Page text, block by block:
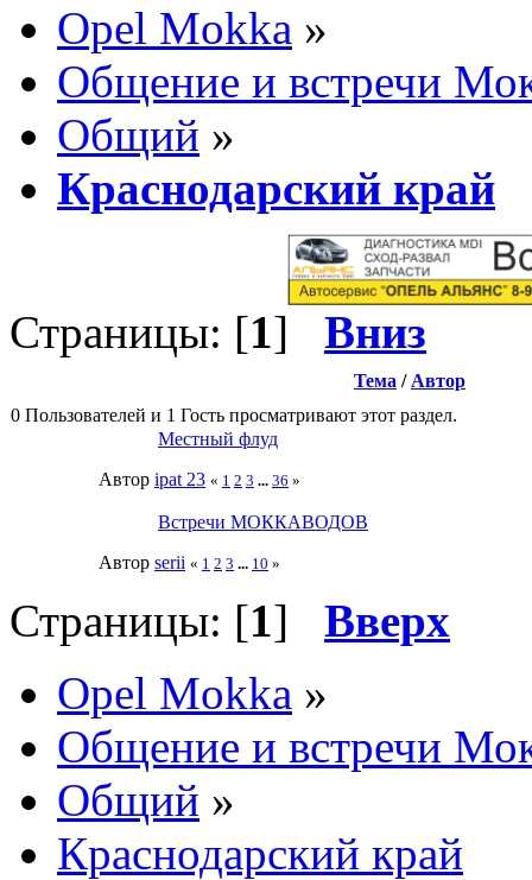
Opel Mokka »
Общение и встречи
Общий »
Краснодарский край
Страницы: [1] Вниз
Тема / Автор
0 Пользователей и 1 Гость просматривают этот раздел.
Местный флуд
Автор ipat 23 « 1 2 3 ... 36 »
Встречи МОККАВОДОВ
Автор serii « 1 2 3 ... 10 »
Страницы: [1] Вверх
Opel Mokka »
Общение и встречи
Общий »
Краснодарский край